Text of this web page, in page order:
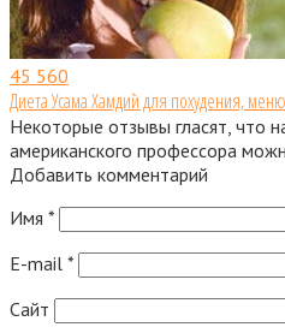
45 560
Диета Усама Хамдий для похудения, меню
Некоторые отзывы гласят, что
американского профессора
Добавить комментарий
Имя *
E-mail *
Сайт